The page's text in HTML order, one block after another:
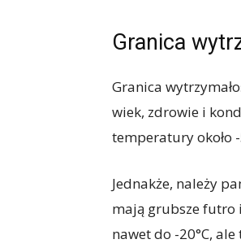
Granica
Granica
wiek, zdrowie i
temperatury około
Jednakże, należy
mają grubsze futro
nawet do -20°C,